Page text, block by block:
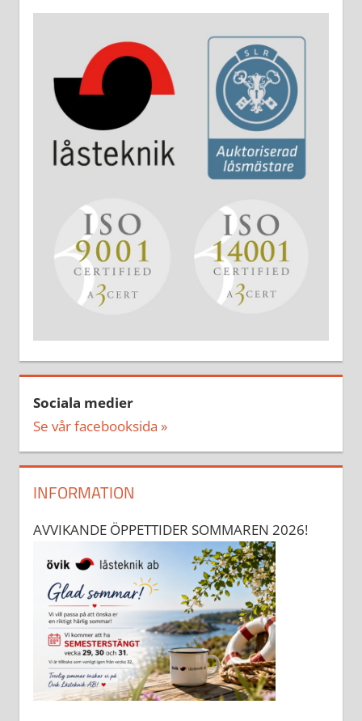
Sociala medier
Se vår facebooksida »
INFORMATION
AVVIKANDE ÖPPETTIDER SOMMAREN 2026!